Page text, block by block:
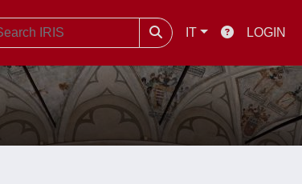
IT LOGIN